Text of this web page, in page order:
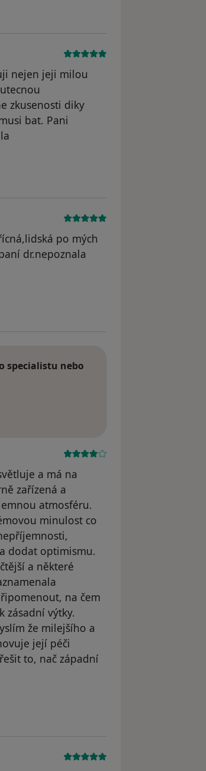
nejen jeji milou
zkusenosti diky
bat. Pani
po mých
dr.nepoznala
specialistu nebo
a má na
zařízená a
atmosféru.
minulost co
dodat optimismu.
a některé
na čem
zásadní výtky.
že milejšího a
její péči
to, nač západní